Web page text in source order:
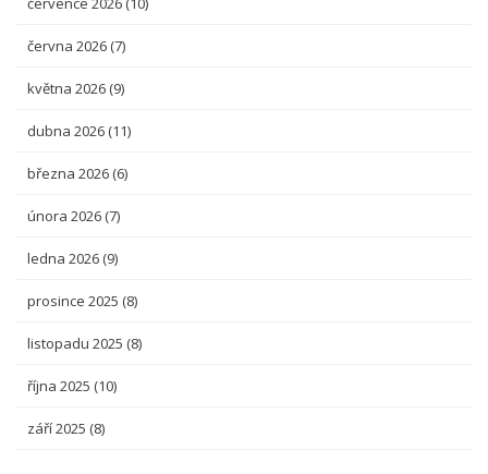
června 2026 (7)
května 2026 (9)
dubna 2026 (11)
března 2026 (6)
února 2026 (7)
ledna 2026 (9)
prosince 2025 (8)
listopadu 2025 (8)
října 2025 (10)
září 2025 (8)